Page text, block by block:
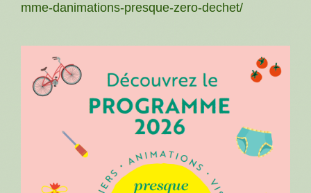
mme-danimations-presque-zero-dechet/